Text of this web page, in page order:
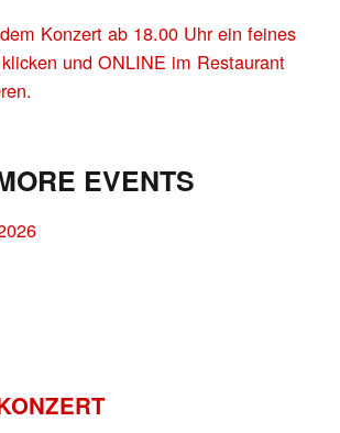
Konzert ab 18.00 Uhr ein feines
und ONLINE im Restaurant
EVENTS